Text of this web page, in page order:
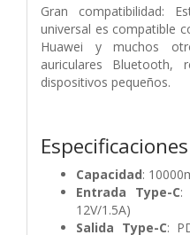
Gran compatibilidad:
universal es compatible
Huawei y muchos
auriculares Bluetooth,
dispositivos pequeños.
Especificaciones
Capacidad:
Entrada Type-C:
12V/1.5A)
Salida Type-C: